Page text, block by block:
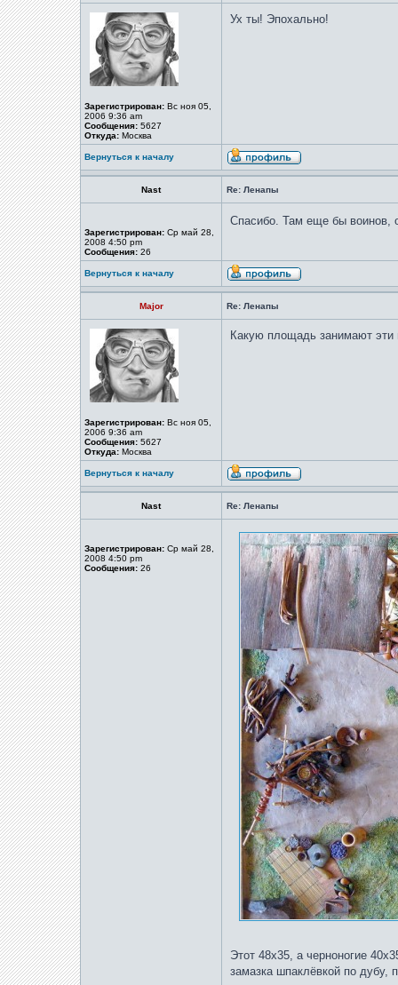
Зарегистрирован: Вс ноя 05,
2006 9:36 am
Сообщения: 5627
Откуда: Москва
Ух ты! Эпохально!
Вернуться к началу
Nast Re: Ленапы
Зарегистрирован: Ср май 28,
2008 4:50 pm
Сообщения: 26
Спасибо. Там еще бы воинов,
Вернуться к началу
Major Re: Ленапы
Зарегистрирован: Вс ноя 05,
2006 9:36 am
Сообщения: 5627
Откуда: Москва
Какую площадь занимают эти
Вернуться к началу
Nast Re: Ленапы
Зарегистрирован: Ср май 28,
2008 4:50 pm
Сообщения: 26
Этот 48х35, а черноногие
замазка шпаклёвкой по дубу,